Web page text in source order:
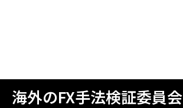
海外のFX手法検証委員会